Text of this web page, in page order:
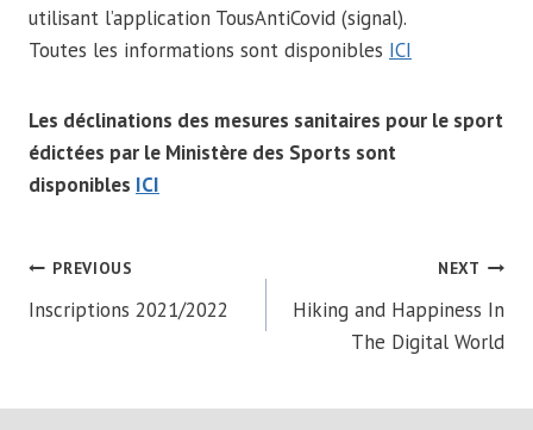
utilisant l’application TousAntiCovid (signal).
Toutes les informations sont disponibles ICI
Les déclinations des mesures sanitaires pour le sport
édictées par le Ministère des Sports sont
disponibles ICI
POST
NAVIGATION
PREVIOUS
Inscriptions 2021/2022
NEXT
Hiking and Happiness In
The Digital World